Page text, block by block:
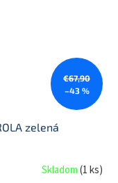
€67,90
–43 %
zelená
Skladom(1 ks)